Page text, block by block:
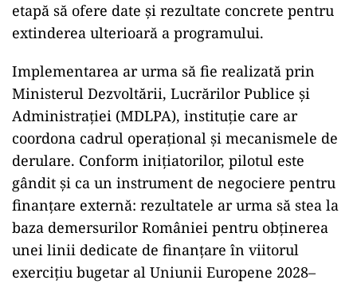
etapă să ofere date și rezultate concrete pentru
extinderea ulterioară a programului.
Implementarea ar urma să fie realizată prin
Ministerul Dezvoltării, Lucrărilor Publice și
Administrației (MDLPA), instituție care ar
coordona cadrul operațional și mecanismele de
derulare. Conform inițiatorilor, pilotul este
gândit și ca un instrument de negociere pentru
finanțare externă: rezultatele ar urma să stea la
baza demersurilor României pentru obținerea
unei linii dedicate de finanțare în viitorul
exercițiu bugetar al Uniunii Europene 2028–